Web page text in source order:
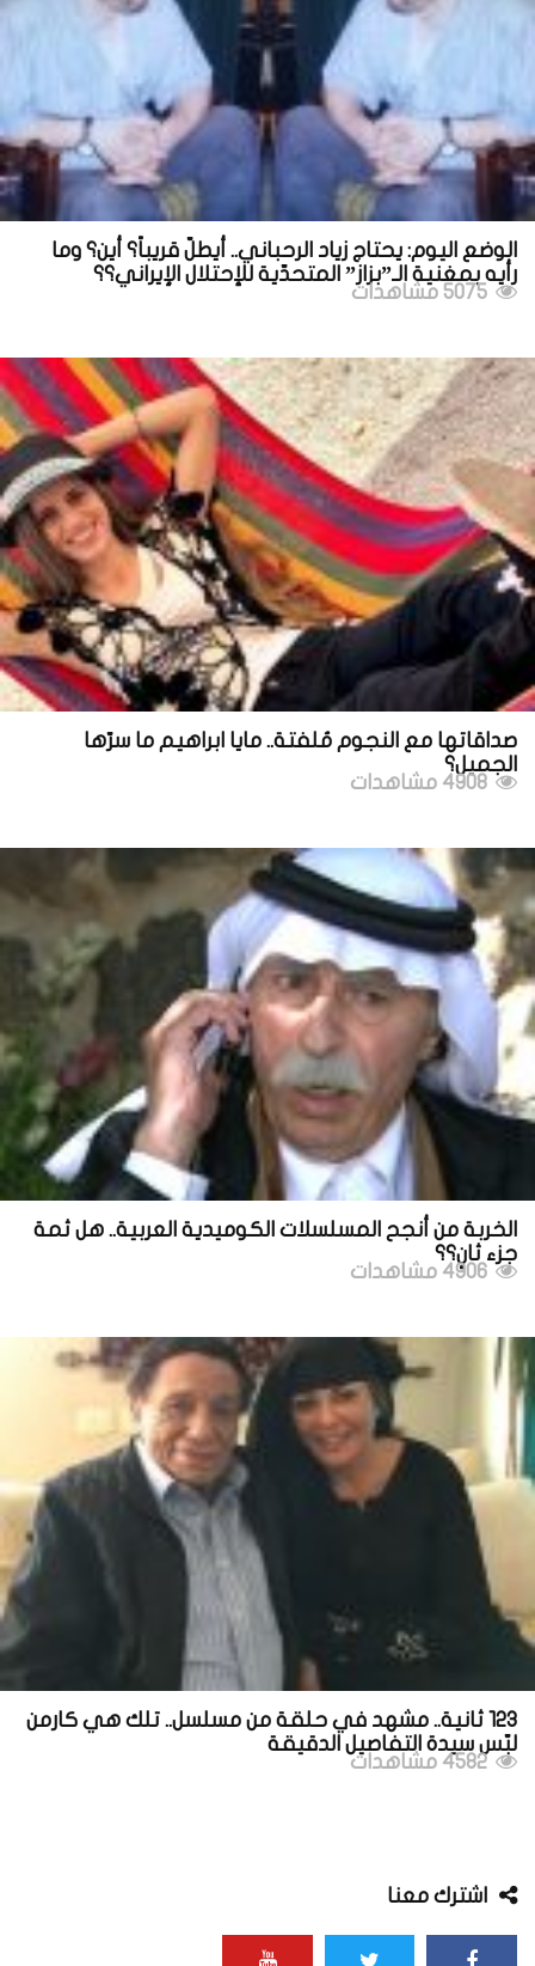
الوضع اليوم: يحتاج زياد الرحباني.. أيطلّ قريباً؟ أين؟ وما
رأيه بمغنية الـ”بزاز” المتحدّية للإحتلال الإيراني؟؟
صداقاتها مع النجوم مُلفتة.. مايا ابراهيم ما سرّها
الجميل؟
الخربة من أنجح المسلسلات الكوميدية العربية.. هل ثمة
جزء ثانٍ؟؟
123 ثانية.. مشهد في حلقة من مسلسل.. تلك هي كارمن
لبّس سيدة التفاصيل الدقيقة
4582 مشاهدات
اشترك معنا